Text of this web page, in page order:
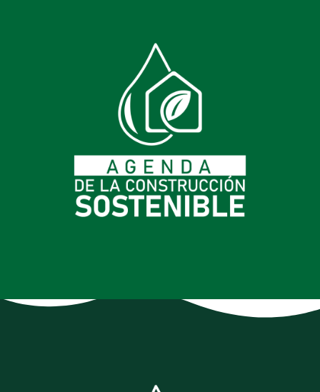
Mesa De Contrucción
Sostenible
Proyectos VIS sostenibles. Programa de economía circular.